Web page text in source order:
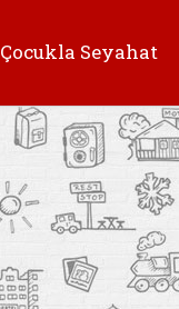
Çocukla Seyahat